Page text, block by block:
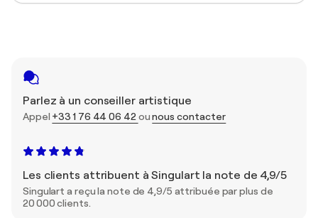
Parlez à un conseiller artistique
Appel +33 1 76 44 06 42 ounous contacter
Les clients attribuent à Singulart la note de 4,9/5
Singulart a reçu la note de 4,9/5 attribuée par plus de
20 000 clients.